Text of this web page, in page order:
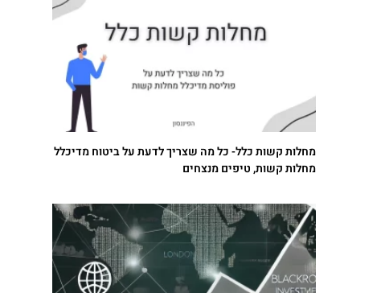
מחלות קשות כלל- כל מה שצריך לדעת על ביטוח מדיכלל
מחלות קשות, טיפים מנצחים